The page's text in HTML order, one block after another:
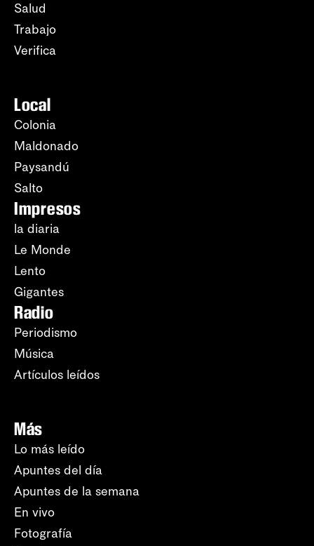
Salud
Trabajo
Verifica
Local
Colonia
Maldonado
Paysandú
Salto
Impresos
la diaria
Le Monde
Lento
Gigantes
Radio
Periodismo
Música
Artículos leídos
Más
Lo más leído
Apuntes del día
Apuntes de la semana
En vivo
Fotografía